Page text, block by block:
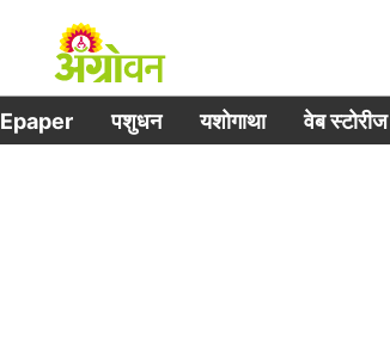
Epaper पशुधन यशोगाथा वेब स्टोरीज